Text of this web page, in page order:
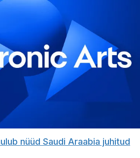
nüüd Saudi Araabia juhitud